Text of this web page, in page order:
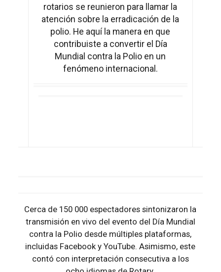
rotarios se reunieron para llamar la
atención sobre la erradicación de la
polio. He aquí la manera en que
contribuiste a convertir el Día
Mundial contra la Polio en un
fenómeno internacional.
Cerca de 150 000 espectadores sintonizaron la
transmisión en vivo del evento del Día Mundial
contra la Polio desde múltiples plataformas,
incluidas Facebook y YouTube. Asimismo, este
contó con interpretación consecutiva a los